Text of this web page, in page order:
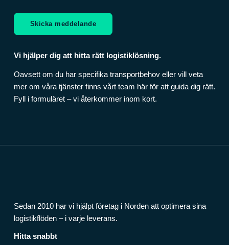
Skicka meddelande
Vi hjälper dig att hitta rätt logistiklösning.
Oavsett om du har specifika transportbehov eller vill veta
mer om våra tjänster finns vårt team här för att guida dig rätt.
Fyll i formuläret – vi återkommer inom kort.
Sedan 2010 har vi hjälpt företag i Norden att optimera sina
logistikflöden – i varje leverans.
Hitta snabbt